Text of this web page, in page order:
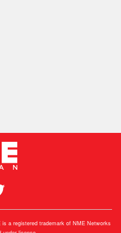
a registered trademark of NME Networks